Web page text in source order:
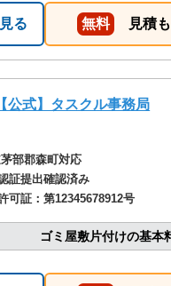
る 無料 見積も
【公式】タスクル事務局
部郡森町対応
証提出確認済み
可証：第12345678912号
ゴミ屋敷片付けの基本